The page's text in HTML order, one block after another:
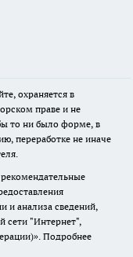
охраняется в
праве и не
то ни было форме, в
переработке не иначе
и анализа сведений,
сети "Интернет",
Подробнее